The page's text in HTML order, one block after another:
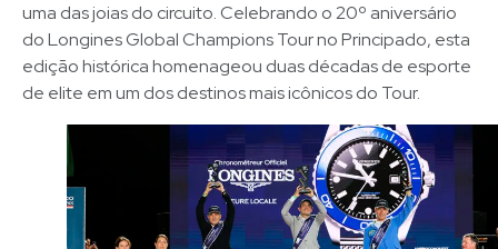
uma das joias do circuito. Celebrando o 20º aniversário
do Longines Global Champions Tour no Principado, esta
edição histórica homenageou duas décadas de esporte
de elite em um dos destinos mais icônicos do Tour.